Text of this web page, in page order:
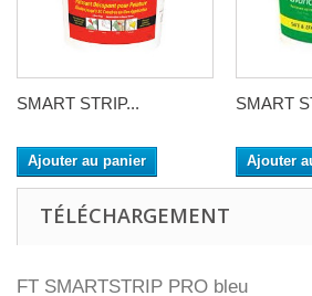
SMART STRIP...
Ajouter au panier
SMART
Ajouter
TÉLÉCHARGEMENT
FT SMARTSTRIP PRO bleu